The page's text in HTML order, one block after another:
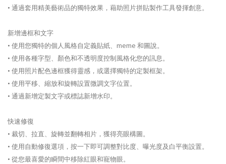
• 通過套用精美藝術品的獨特效果，藉助照片拼貼製作工具發揮創意。
新增邊框和文字
• 使用您獨特的個人風格自定義貼紙、meme 和圖說。
• 使用各種字型、顏色和不透明度控制風格化您的訊息。
• 使用照片配色邊框獲得靈感，或選擇獨特的定製框架。
• 使用平移、縮放和旋轉設置微調文字位置。
• 通過新增定製文字或標誌新增水印。
快速修復
• 裁切、拉直、旋轉並翻轉相片，獲得亮眼構圖。
• 使用自動修復選項，按一下即可調整對比度、曝光度及白平衡設置。
• 從您最喜愛的瞬間中移除紅眼和寵物眼。